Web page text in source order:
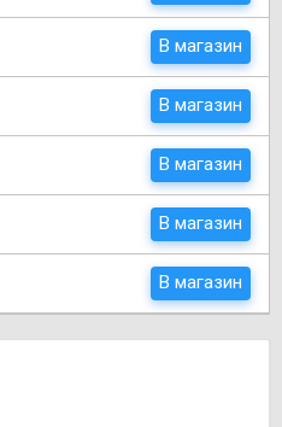
В магазин
В магазин
В магазин
В магазин
В магазин